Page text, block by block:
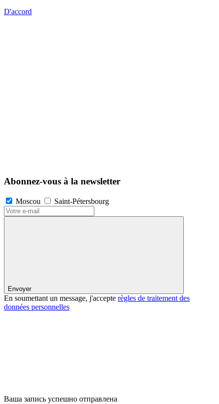
D'accord
Abonnez-vous à la newsletter
Moscou Saint-Pétersbourg
Envoyer
En soumettant un message, j'accepte règles de traitement des
données personnelles
Ваша запись успешно отправлена